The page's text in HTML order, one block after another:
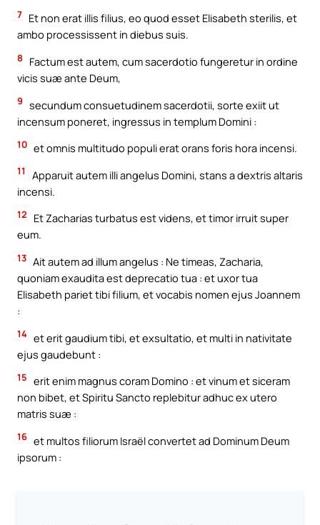
7 Et non erat illis filius, eo quod esset Elisabeth sterilis, et
ambo processissent in diebus suis.
8
Factum est autem, cum sacerdotio fungeretur in ordine
vicis suæ ante Deum,
9 secundum consuetudinem sacerdotii, sorte exiit ut
incensum poneret, ingressus in templum Domini :
10 et omnis multitudo populi erat orans foris hora incensi.
11
Apparuit autem illi angelus Domini, stans a dextris altaris
incensi.
12
Et Zacharias turbatus est videns, et timor irruit super
eum.
13 Ait autem ad illum angelus : Ne timeas, Zacharia,
quoniam exaudita est deprecatio tua : et uxor tua
Elisabeth pariet tibi filium, et vocabis nomen ejus Joannem
:
14 et erit gaudium tibi, et exsultatio, et multi in nativitate
ejus gaudebunt :
15 erit enim magnus coram Domino : et vinum et siceram
non bibet, et Spiritu Sancto replebitur adhuc ex utero
matris suæ :
16 et multos filiorum Israël convertet ad Dominum Deum
ipsorum :